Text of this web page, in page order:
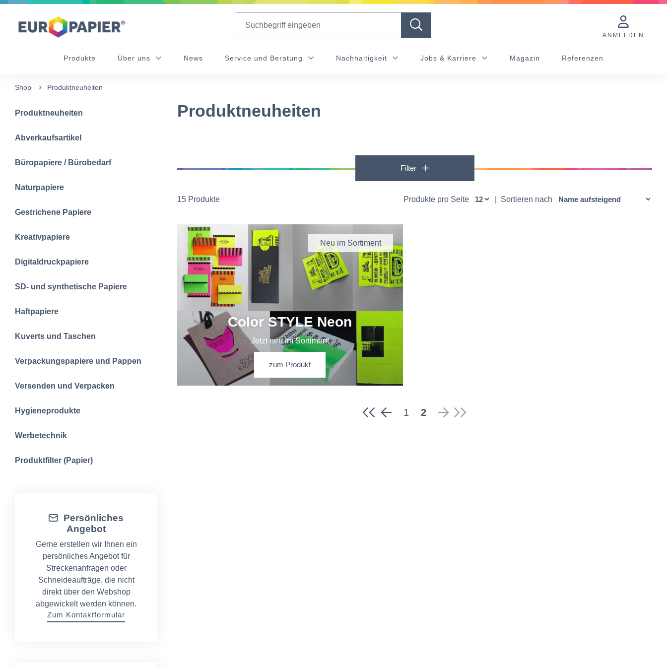
Table Of Content
ANMELDEN
Produkte Über uns News Service und Beratung Nachhaltigkeit Jobs & Karriere Magazin Referenzen
Shop Produktneuheiten
Produktneuheiten
Abverkaufsartikel
Büropapiere / Bürobedarf
Naturpapiere
Gestrichene Papiere
Kreativpapiere
Digitaldruckpapiere
SD- und synthetische Papiere
Haftpapiere
Kuverts und Taschen
Verpackungspapiere und Pappen
Versenden und Verpacken
Hygieneprodukte
Werbetechnik
Produktfilter (Papier)
Persönliches
Angebot
Gerne erstellen wir Ihnen ein
persönliches Angebot für
Streckenanfragen oder
Schneideaufträge, die nicht
direkt über den Webshop
abgewickelt werden können.
Zum Kontaktformular
Produktneuheiten
Filter
15 Produkte Produkte pro Seite Sortieren nach
Neu im Sortiment
Color STYLE Neon
Jetzt neu im Sortiment
zum Produkt
1 2